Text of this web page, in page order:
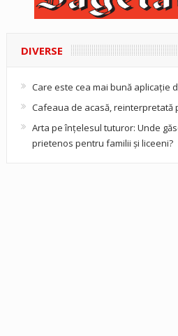
DIVERSE
Care este cea mai bună aplicație
Cafeaua de acasă, reinterpretată
Arta pe înțelesul tuturor: Unde
prietenos pentru familii și liceeni?